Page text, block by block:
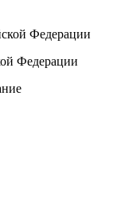
Федерации